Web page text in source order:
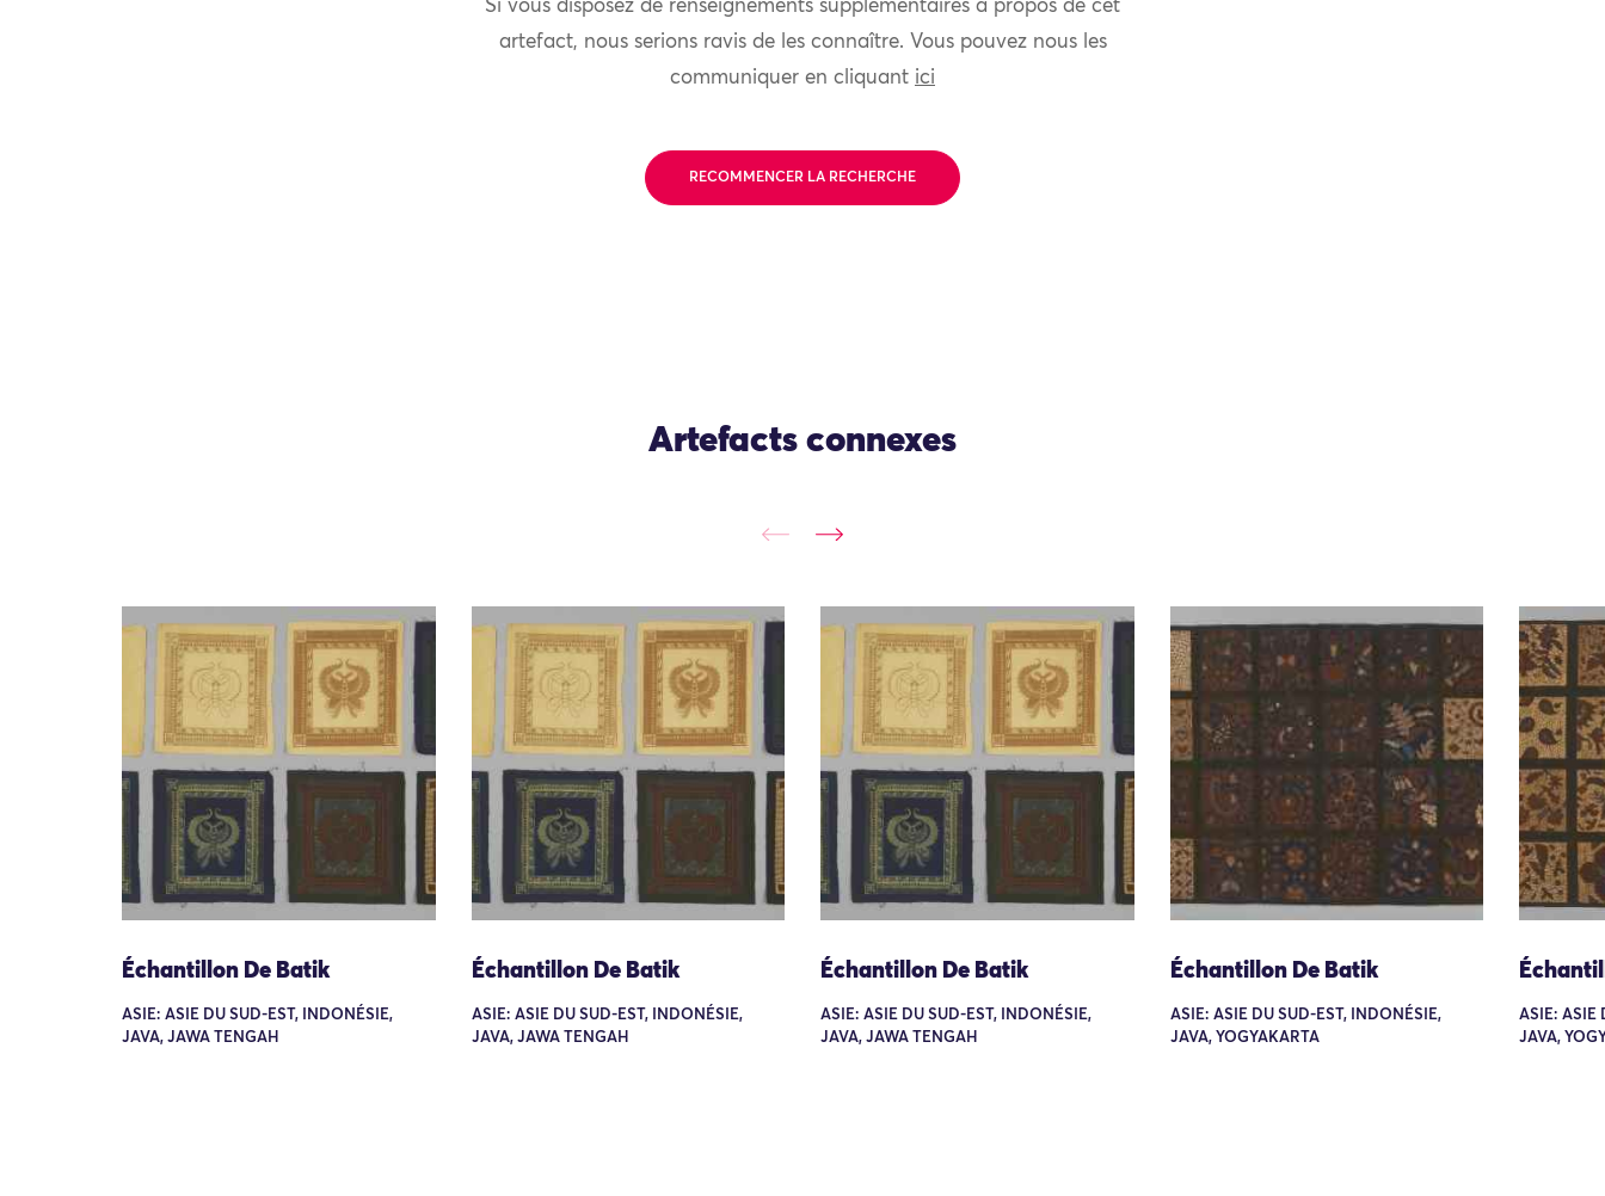
Si vous disposez de renseignements supplémentaires à propos de cet
artefact, nous serions ravis de les connaître. Vous pouvez nous les
communiquer en cliquant ici
RECOMMENCER LA RECHERCHE
Artefacts connexes
Échantillon De Batik
ASIE: ASIE DU SUD-EST, INDONÉSIE,
JAVA, JAWA TENGAH
Échantillon De Batik
ASIE: ASIE DU SUD-EST, INDONÉSIE,
JAVA, JAWA TENGAH
Échantillon De Batik
ASIE: ASIE DU SUD-EST, INDONÉSIE,
JAVA, JAWA TENGAH
Échantillon De Batik
ASIE: ASIE DU SUD-EST, INDONÉSIE,
JAVA, YOGYAKARTA
ASIE: ASIE
JAVA,